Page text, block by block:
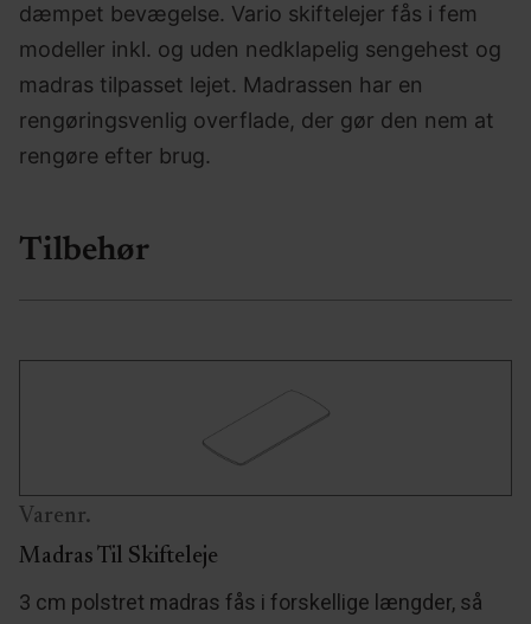
dæmpet bevægelse. Vario skiftelejer fås i fem
modeller inkl. og uden nedklapelig sengehest og
madras tilpasset lejet. Madrassen har en
rengøringsvenlig overflade, der gør den nem at
rengøre efter brug.
Tilbehør
Varenr.
Madras Til Skifteleje
3 cm polstret madras fås i forskellige længder, så